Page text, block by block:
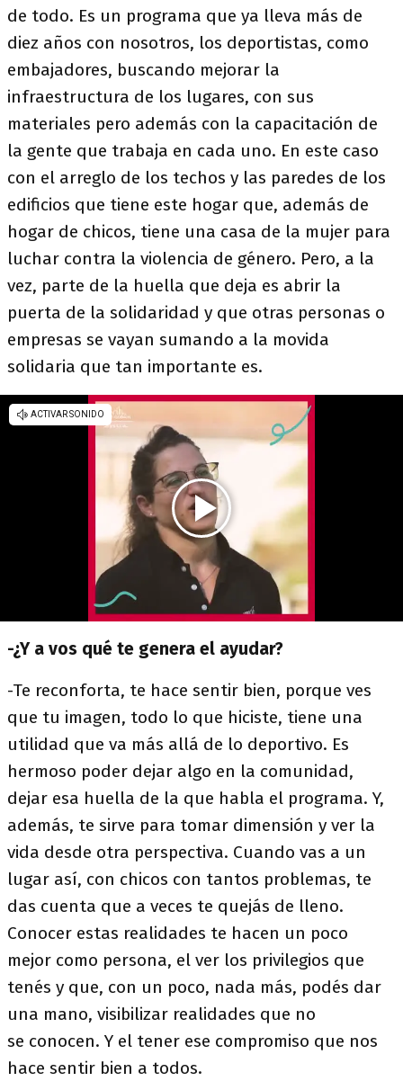
de todo. Es un programa que ya lleva más de
diez años con nosotros, los deportistas, como
embajadores, buscando mejorar la
infraestructura de los lugares, con sus
materiales pero además con la capacitación de
la gente que trabaja en cada uno. En este caso
con el arreglo de los techos y las paredes de los
edificios que tiene este hogar que, además de
hogar de chicos, tiene una casa de la mujer para
luchar contra la violencia de género. Pero, a la
vez, parte de la huella que deja es abrir la
puerta de la solidaridad y que otras personas o
empresas se vayan sumando a la movida
solidaria que tan importante es.
-¿Y a vos qué te genera el ayudar?
-Te reconforta, te hace sentir bien, porque ves
que tu imagen, todo lo que hiciste, tiene una
utilidad que va más allá de lo deportivo. Es
hermoso poder dejar algo en la comunidad,
dejar esa huella de la que habla el programa. Y,
además, te sirve para tomar dimensión y ver la
vida desde otra perspectiva. Cuando vas a un
lugar así, con chicos con tantos problemas, te
das cuenta que a veces te quejás de lleno.
Conocer estas realidades te hacen un poco
mejor como persona, el ver los privilegios que
tenés y que, con un poco, nada más, podés dar
una mano, visibilizar realidades que no
se conocen. Y el tener ese compromiso que nos
hace sentir bien a todos.